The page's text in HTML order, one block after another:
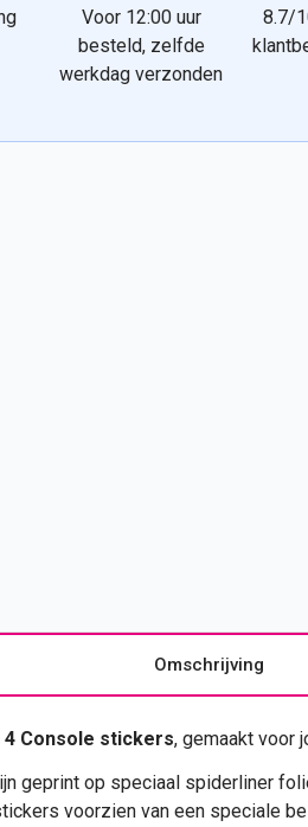
Voor 12:00 uur
besteld, zelfde
werkdag verzonden
8.7/
Omschrijving
Console stickers, gemaakt voor
geprint op speciaal spiderliner
voorzien van een speciale